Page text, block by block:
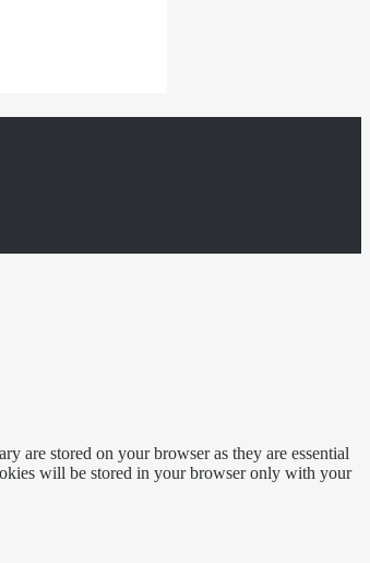
are stored on your browser as they are essential
will be stored in your browser only with your